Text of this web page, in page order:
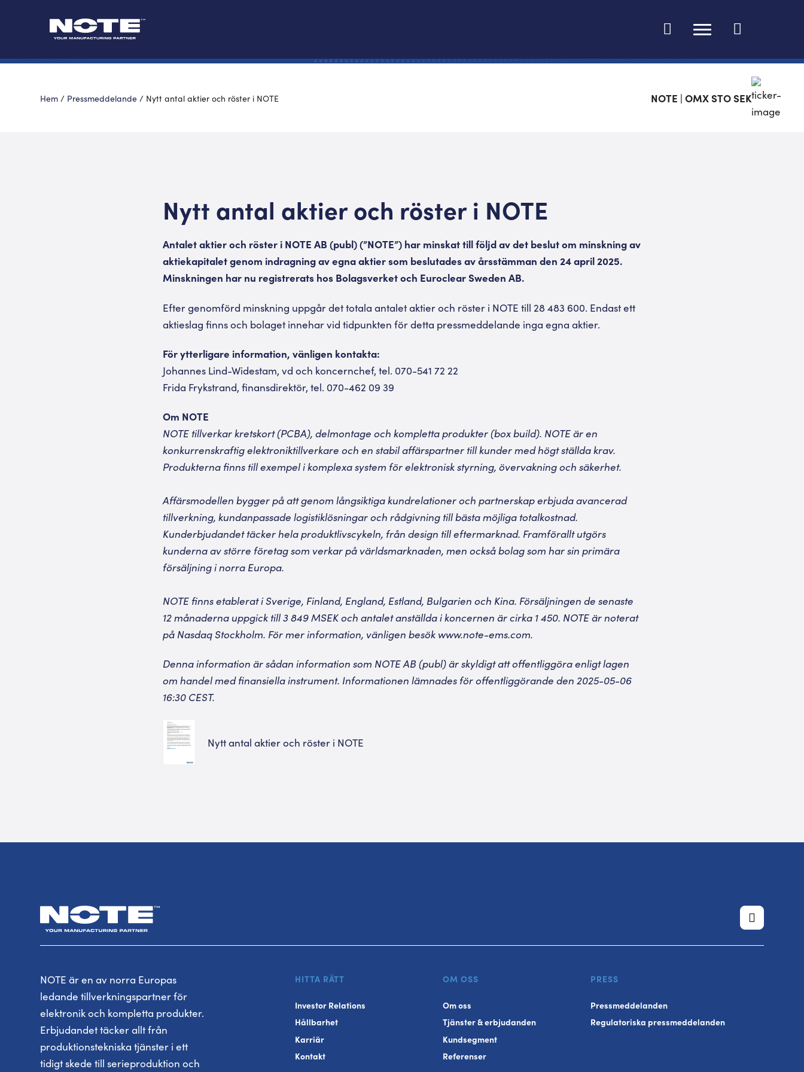
Ändra språk
Hem / Pressmeddelande / Nytt antal aktier och röster i NOTE NOTE | OMX STO SEK
Nytt antal aktier och röster i NOTE
Antalet aktier och röster i NOTE AB (publ) (”NOTE”) har minskat till följd av det beslut om minskning av
aktiekapitalet genom indragning av egna aktier som beslutades av årsstämman den 24 april 2025.
Minskningen har nu registrerats hos Bolagsverket och Euroclear Sweden AB.
Efter genomförd minskning uppgår det totala antalet aktier och röster i NOTE till 28 483 600. Endast ett
aktieslag finns och bolaget innehar vid tidpunkten för detta pressmeddelande inga egna aktier.
För ytterligare information, vänligen kontakta:
Johannes Lind-Widestam, vd och koncernchef, tel. 070-541 72 22
Frida Frykstrand, finansdirektör, tel. 070-462 09 39
Om NOTE
NOTE tillverkar kretskort (PCBA), delmontage och kompletta produkter (box build). NOTE är en
konkurrenskraftig elektroniktillverkare och en stabil affärspartner till kunder med högt ställda krav.
Produkterna finns till exempel i komplexa system för elektronisk styrning, övervakning och säkerhet.
Affärsmodellen bygger på att genom långsiktiga kundrelationer och partnerskap erbjuda avancerad
tillverkning, kundanpassade logistiklösningar och rådgivning till bästa möjliga totalkostnad.
Kunderbjudandet täcker hela produktlivscykeln, från design till eftermarknad. Framförallt utgörs
kunderna av större företag som verkar på världsmarknaden, men också bolag som har sin primära
försäljning i norra Europa.
NOTE finns etablerat i Sverige, Finland, England, Estland, Bulgarien och Kina. Försäljningen de senaste
12 månaderna uppgick till 3 849 MSEK och antalet anställda i koncernen är cirka 1 450. NOTE är noterat
på Nasdaq Stockholm. För mer information, vänligen besök www.note-ems.com.
Denna information är sådan information som NOTE AB (publ) är skyldigt att offentliggöra enligt lagen
om handel med finansiella instrument. Informationen lämnades för offentliggörande den 2025-05-06
16:30 CEST.
Nytt antal aktier och röster i NOTE
NOTE är en av norra Europas
ledande tillverkningspartner för
elektronik och kompletta produkter.
Erbjudandet täcker allt från
produktionstekniska tjänster i ett
tidigt skede till serieproduktion och
HITTA RÄTT
Investor Relations
Hållbarhet
Karriär
Kontakt
OM OSS
Om oss
Tjänster & erbjudanden
Kundsegment
Referenser
PRESS
Pressmeddelanden
Regulatoriska pressmeddelanden